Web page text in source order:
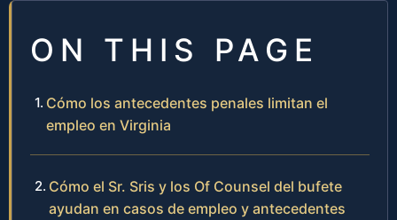
ON THIS PAGE
Cómo los antecedentes penales limitan el
empleo en Virginia
Cómo el Sr. Sris y los Of Counsel del bufete
ayudan en casos de empleo y antecedentes